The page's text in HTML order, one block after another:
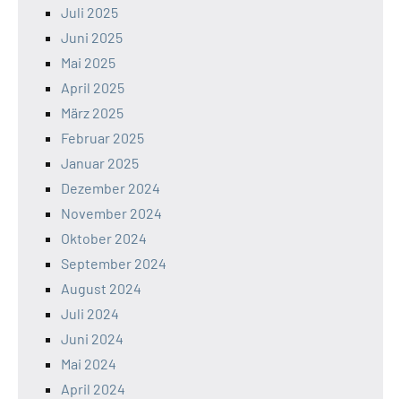
Juli 2025
Juni 2025
Mai 2025
April 2025
März 2025
Februar 2025
Januar 2025
Dezember 2024
November 2024
Oktober 2024
September 2024
August 2024
Juli 2024
Juni 2024
Mai 2024
April 2024